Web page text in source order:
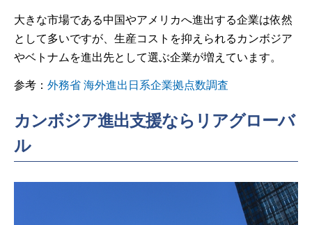
大きな市場である中国やアメリカへ進出する企業は依然
として多いですが、生産コストを抑えられるカンボジア
やベトナムを進出先として選ぶ企業が増えています。
参考： 外務省 海外進出日系企業拠点数調査
カンボジア進出支援ならリアグローバ
ル